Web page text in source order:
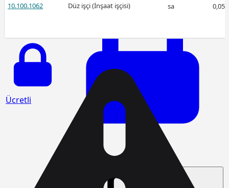
Ücretli
10.100.1062 Düz işçi (İnşaat işçisi) sa 0,05